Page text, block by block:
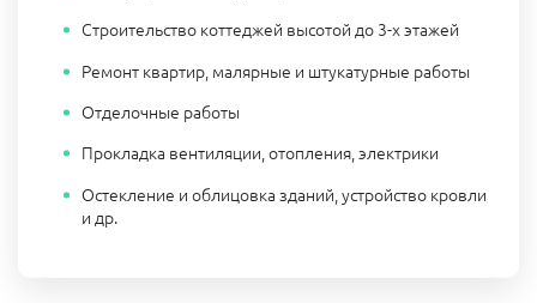
Строительство коттеджей высотой до 3-х этажей
Ремонт квартир, малярные и штукатурные работы
Отделочные работы
Прокладка вентиляции, отопления, электрики
Остекление и облицовка зданий, устройство кровли
и др.